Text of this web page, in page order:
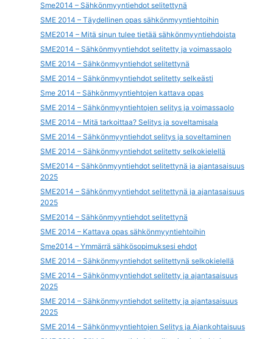
Sme2014 – Sähkönmyyntiehdot selitettynä
SME 2014 – Täydellinen opas sähkönmyyntiehtoihin
SME2014 – Mitä sinun tulee tietää sähkönmyyntiehdoista
SME2014 – Sähkönmyyntiehdot selitetty ja voimassaolo
SME 2014 – Sähkönmyyntiehdot selitettynä
SME 2014 – Sähkönmyyntiehdot selitetty selkeästi
Sme 2014 – Sähkönmyyntiehtojen kattava opas
SME 2014 – Sähkönmyyntiehtojen selitys ja voimassaolo
SME 2014 – Mitä tarkoittaa? Selitys ja soveltamisala
SME 2014 – Sähkönmyyntiehdot selitys ja soveltaminen
SME 2014 – Sähkönmyyntiehdot selitetty selkokielellä
SME2014 – Sähkönmyyntiehdot selitettynä ja ajantasaisuus
2025
SME2014 – Sähkönmyyntiehdot selitettynä ja ajantasaisuus
2025
SME2014 – Sähkönmyyntiehdot selitettynä
SME 2014 – Kattava opas sähkönmyyntiehtoihin
Sme2014 – Ymmärrä sähkösopimuksesi ehdot
SME 2014 – Sähkönmyyntiehdot selitettynä selkokielellä
SME 2014 – Sähkönmyyntiehdot selitetty ja ajantasaisuus
2025
SME 2014 – Sähkönmyyntiehdot selitetty ja ajantasaisuus
2025
SME 2014 – Sähkönmyyntiehtojen Selitys ja Ajankohtaisuus